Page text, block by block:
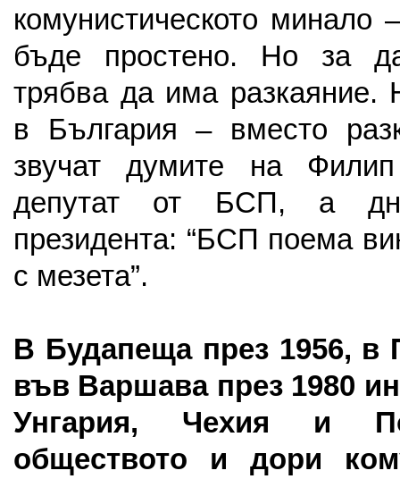
комунистическото
бъде простено. Но за
трябва да има разкаяние.
в България – вместо
звучат думите на
депутат от БСП, а
президента: “БСП поема
с мезета”.
В Будапеща през 1956, в
във Варшава през 1980
Унгария, Чехия и
обществото и дори